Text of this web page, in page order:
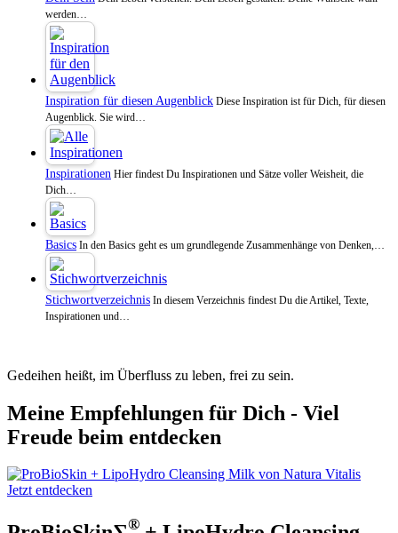
werden…
Inspiration für diesen Augenblick Diese Inspiration ist für Dich, für diesen
Augenblick. Sie wird…
Inspirationen Hier findest Du Inspirationen und Sätze voller Weisheit, die
Dich…
Basics In den Basics geht es um grundlegende Zusammenhänge von Denken,…
Stichwortverzeichnis In diesem Verzeichnis findest Du die Artikel, Texte,
Inspirationen und…
Gedeihen heißt, im Überfluss zu leben, frei zu sein.
Meine Empfehlungen für Dich - Viel
Freude beim entdecken
Jetzt entdecken
®